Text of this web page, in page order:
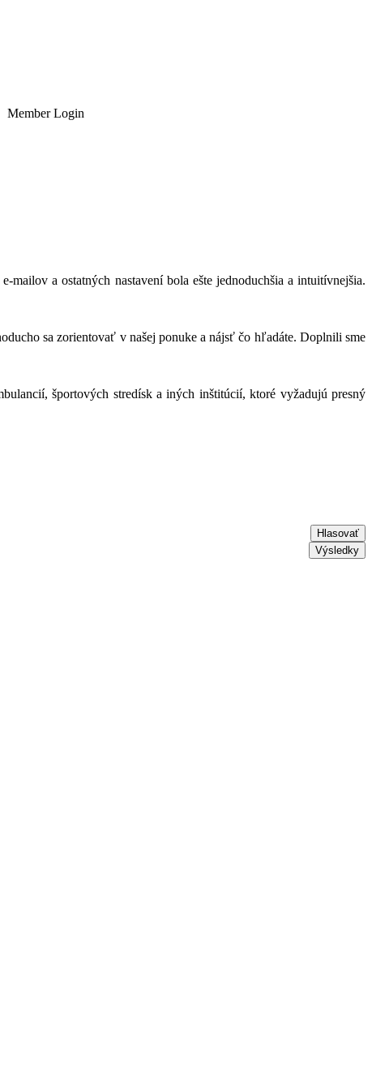
Member Login
a ostatných nastavení bola ešte jednoduchšia a intuitívnejšia.
sa zorientovať v našej ponuke a nájsť čo hľadáte. Doplnili sme
športových stredísk a iných inštitúcií, ktoré vyžadujú presný